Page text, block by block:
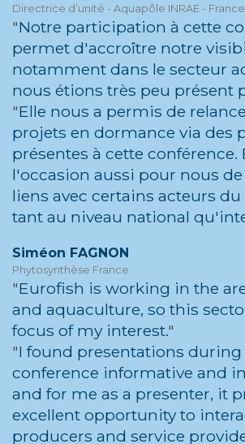
Directrice d’unité - Aquapôle INRAE - France
Notre participation à cette
permet d'accroître notre
notamment dans le secteur
nous étions très peu présent
Elle nous a permis de
projets en dormance via des
présentes à cette
l'occasion aussi pour nous de
liens avec certains acteurs
tant au niveau national
Siméon FAGNON
Phytosynthèse France
Eurofish is working in the
and aquaculture, so this
focus of my interest.
I found presentations during
conference informative and
and for me as a presenter, it
excellent opportunity to
producers and service